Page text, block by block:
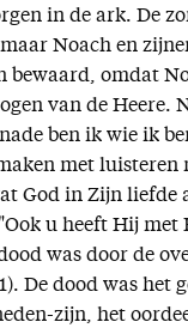
in de ark. De
Noach en
bewaard, omdat
van de Heere.
ben ik wie ik
met luisteren
God in Zijn liefde
u heeft Hij met
was door de
De dood was het
zijn, het